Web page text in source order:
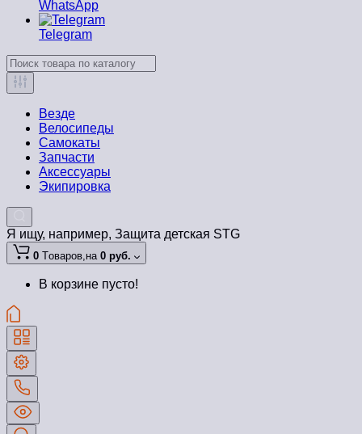
WhatsApp
Telegram
Везде
Велосипеды
Самокаты
Запчасти
Аксессуары
Экипировка
Я ищу, например, Защита детская STG
0 Tоваров,на 0 руб.
В корзине пусто!